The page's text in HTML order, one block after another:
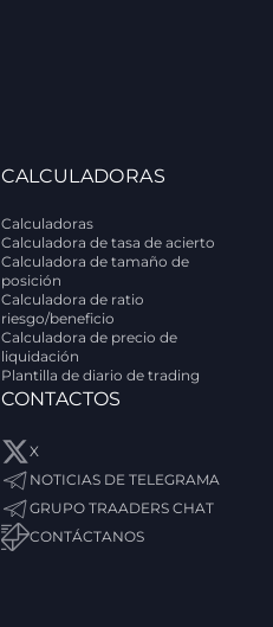
CALCULADORAS
Calculadoras
Calculadora de tasa de acierto
Calculadora de tamaño de
posición
Calculadora de ratio
riesgo/beneficio
Calculadora de precio de
liquidación
Plantilla de diario de trading
CONTACTOS
X
NOTICIAS DE TELEGRAMA
GRUPO TRAADERS CHAT
CONTÁCTANOS